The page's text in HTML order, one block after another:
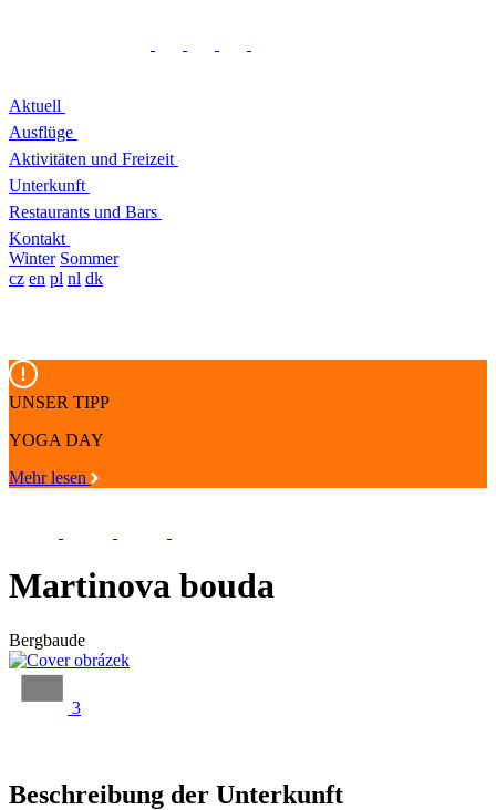
Aktuell
Ausflüge
Aktivitäten und Freizeit
Unterkunft
Restaurants und Bars
Kontakt
Winter Sommer
cz en pl nl dk
UNSER TIPP
YOGA DAY
Mehr lesen
Martinova bouda
Bergbaude
3
Beschreibung der Unterkunft